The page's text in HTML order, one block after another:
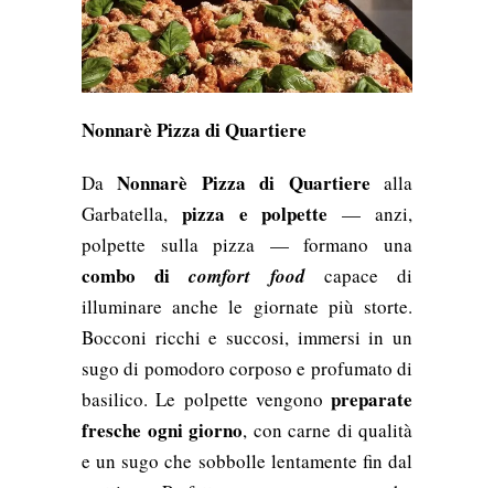
Nonnarè Pizza di Quartiere
DaNonnarè Pizza di Quartiere alla
Garbatella, pizza e polpette — anzi,
polpette sulla pizza — formano una
combo dicomfort foodcapace di
illuminare anche le giornate più storte.
Bocconi ricchi e succosi, immersi in un
sugo di pomodoro corposo e profumato di
basilico. Le polpette vengono preparate
fresche ogni giorno, con carne di qualità
e un sugo che sobbolle lentamente fin dal